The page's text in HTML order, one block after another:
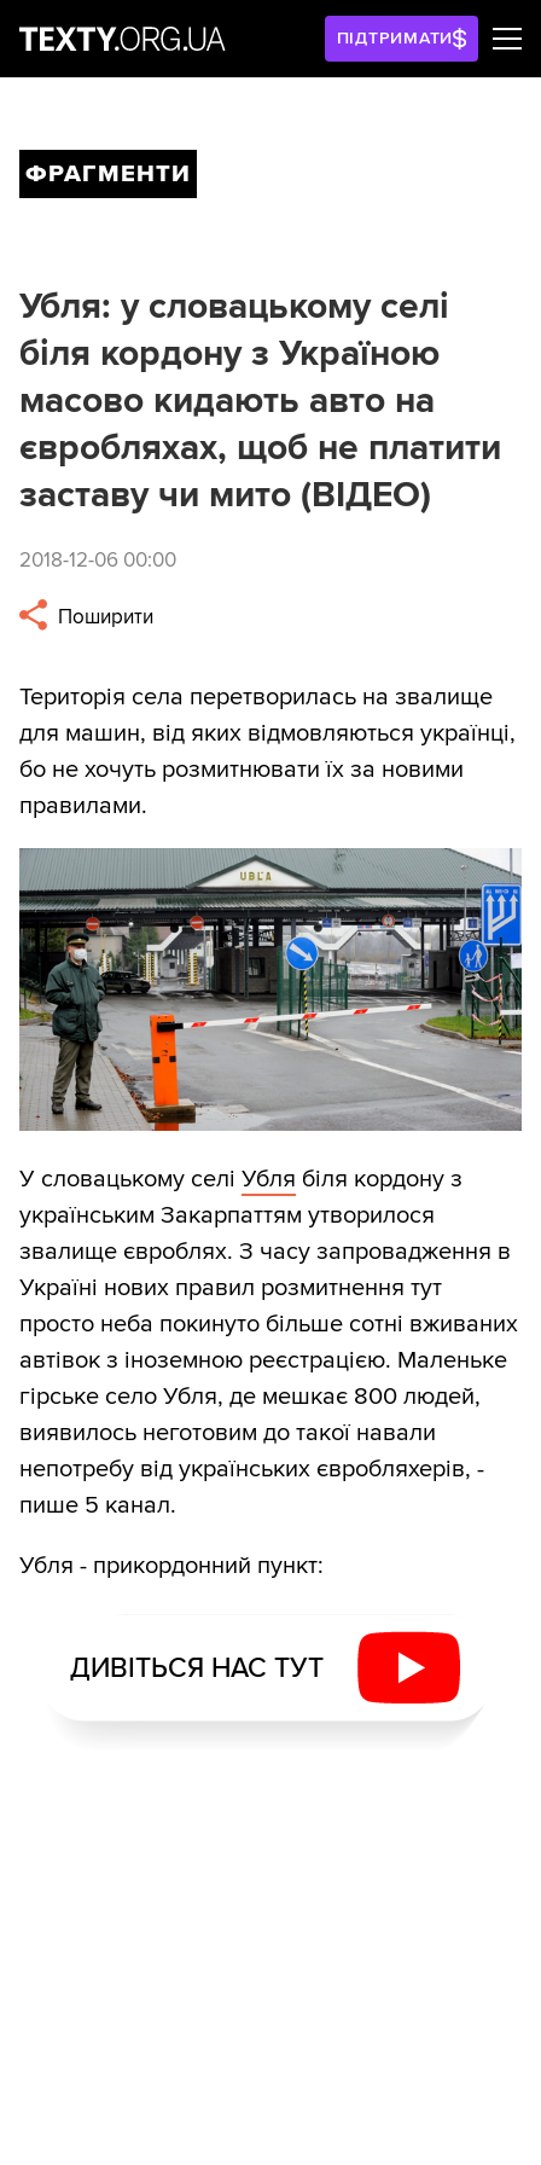
ПІДТРИМАТИ
ФРАГМЕНТИ
Убля: у словацькому селі
біля кордону з Україною
масово кидають авто на
євробляхах, щоб не платити
заставу чи мито (ВІДЕО)
2018-12-06 00:00
Поширити
Територія села перетворилась на звалище
для машин, від яких відмовляються українці,
бо не хочуть розмитнювати їх за новими
правилами.
У словацькому селі Убля біля кордону з
українським Закарпаттям утворилося
звалище євроблях. З часу запровадження в
Україні нових правил розмитнення тут
просто неба покинуто більше сотні вживаних
автівок з іноземною реєстрацією. Маленьке
гірське село Убля, де мешкає 800 людей,
виявилось неготовим до такої навали
непотребу від українських євробляхерів, -
пише 5 канал.
Убля - прикордонний пункт:
ДИВІТЬСЯ НАС ТУТ